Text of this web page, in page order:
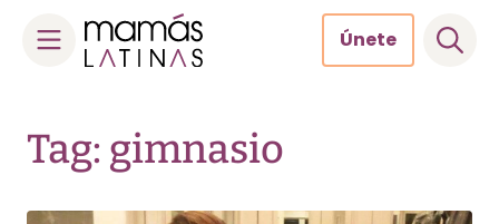
content
Únete
Tag: gimnasio